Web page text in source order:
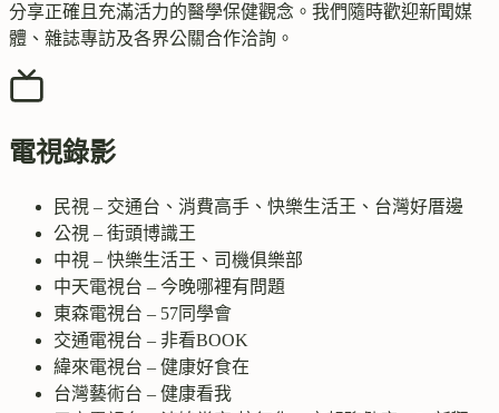
分享正確且充滿活力的醫學保健觀念。我們隨時歡迎新聞媒
體、雜誌專訪及各界公關合作洽詢。
電視錄影
民視 – 交通台、消費高手、快樂生活王、台灣好厝邊
公視 – 街頭博識王
中視 – 快樂生活王、司機俱樂部
中天電視台 – 今晚哪裡有問題
東森電視台 – 57同學會
交通電視台 – 非看BOOK
緯來電視台 – 健康好食在
台灣藝術台 – 健康看我